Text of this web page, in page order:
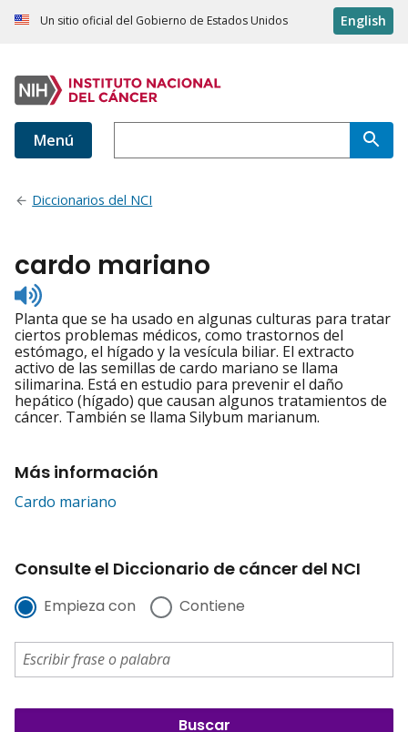
Un sitio oficial del Gobierno de Estados Unidos English
Menú
Diccionarios del NCI
cardo mariano
Listen
to
pronunciation
Planta que se ha usado en algunas culturas para tratar
ciertos problemas médicos, como trastornos del
estómago, el hígado y la vesícula biliar. El extracto
activo de las semillas de cardo mariano se llama
silimarina. Está en estudio para prevenir el daño
hepático (hígado) que causan algunos tratamientos de
cáncer. También se llama Silybum marianum.
Más información
Cardo mariano
Consulte el Diccionario de cáncer del NCI
Empieza con Contiene